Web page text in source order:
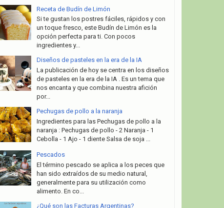
Receta de Budín de Limón
Si te gustan los postres fáciles, rápidos y con
un toque fresco, este Budín de Limón es la
opción perfecta para ti. Con pocos
ingredientes y...
Diseños de pasteles en la era de la IA
La publicación de hoy se centra en los diseños
de pasteles en la era de la IA . Es un tema que
nos encanta y que combina nuestra afición
por...
Pechugas de pollo a la naranja
Ingredientes para las Pechugas de pollo a la
naranja : Pechugas de pollo - 2 Naranja - 1
Cebolla - 1 Ajo - 1 diente Salsa de soja ...
Pescados
El término pescado se aplica a los peces que
han sido extraídos de su medio natural,
generalmente para su utilización como
alimento. En co...
¿Qué son las Facturas Argentinas?